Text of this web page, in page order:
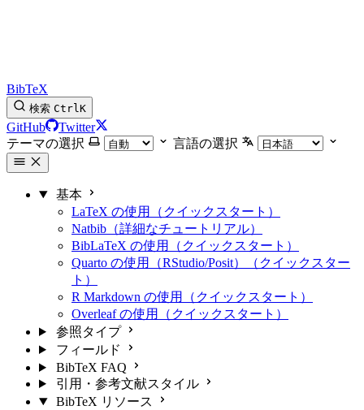
BibTeX
検索 CtrlK
GitHub
Twitter
テーマの選択
言語の選択
基本
LaTeX の使用（クイックスタート）
Natbib（詳細なチュートリアル）
BibLaTeX の使用（クイックスタート）
Quarto の使用（RStudio/Posit）（クイックスター
ト）
R Markdown の使用（クイックスタート）
Overleaf の使用（クイックスタート）
参照タイプ
フィールド
BibTeX FAQ
引用・参考文献スタイル
BibTeX リソース